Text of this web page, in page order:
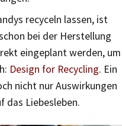
recyceln lassen, ist
bei der Herstellung
eingeplant werden, um
Design for Recycling. Ein
nicht nur Auswirkungen
das Liebesleben.